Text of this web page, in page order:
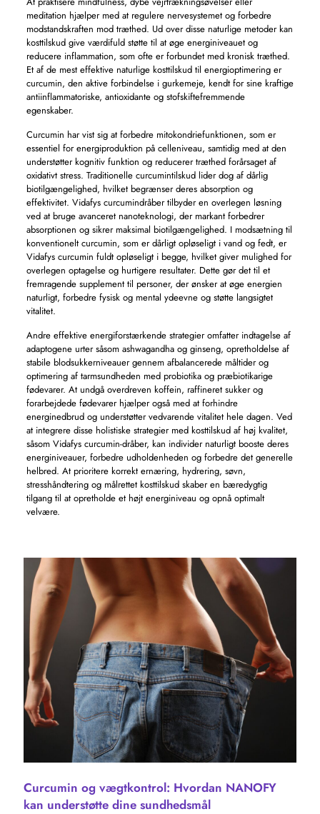
meditation hjælper med at regulere nervesystemet og forbedre
modstandskraften mod træthed. Ud over disse naturlige metoder kan
kosttilskud give værdifuld støtte til at øge energiniveauet og
reducere inflammation, som ofte er forbundet med kronisk træthed.
Et af de mest effektive naturlige kosttilskud til energioptimering er
curcumin, den aktive forbindelse i gurkemeje, kendt for sine kraftige
antiinflammatoriske, antioxidante og stofskiftefremmende
egenskaber.
Curcumin har vist sig at forbedre mitokondriefunktionen, som er
essentiel for energiproduktion på celleniveau, samtidig med at den
understøtter kognitiv funktion og reducerer træthed forårsaget af
oxidativt stress. Traditionelle curcumintilskud lider dog af dårlig
biotilgængelighed, hvilket begrænser deres absorption og
effektivitet. Vidafys curcumindråber tilbyder en overlegen løsning
ved at bruge avanceret nanoteknologi, der markant forbedrer
absorptionen og sikrer maksimal biotilgængelighed. I modsætning til
konventionelt curcumin, som er dårligt opløseligt i vand og fedt, er
Vidafys curcumin fuldt opløseligt i begge, hvilket giver mulighed for
overlegen optagelse og hurtigere resultater. Dette gør det til et
fremragende supplement til personer, der ønsker at øge energien
naturligt, forbedre fysisk og mental ydeevne og støtte langsigtet
vitalitet.
Andre effektive energiforstærkende strategier omfatter indtagelse af
adaptogene urter såsom ashwagandha og ginseng, opretholdelse af
stabile blodsukkerniveauer gennem afbalancerede måltider og
optimering af tarmsundheden med probiotika og præbiotikarige
fødevarer. At undgå overdreven koffein, raffineret sukker og
forarbejdede fødevarer hjælper også med at forhindre
energinedbrud og understøtter vedvarende vitalitet hele dagen. Ved
at integrere disse holistiske strategier med kosttilskud af høj kvalitet,
såsom Vidafys curcumin-dråber, kan individer naturligt booste deres
energiniveauer, forbedre udholdenheden og forbedre det generelle
helbred. At prioritere korrekt ernæring, hydrering, søvn,
stresshåndtering og målrettet kosttilskud skaber en bæredygtig
tilgang til at opretholde et højt energiniveau og opnå optimalt
velvære.
Curcumin og vægtkontrol: Hvordan NANOFY
kan understøtte dine sundhedsmål